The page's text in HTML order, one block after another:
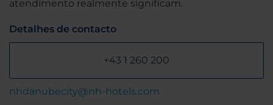
atendimento realmente significam.
Detalhes de contacto
+43 1 260 200
nhdanubecity@nh-hotels.com